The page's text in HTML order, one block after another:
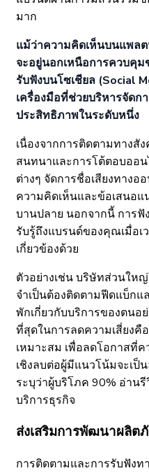
มาก
แม้ว่าความคิดเห็นบนแพล
จะอยู่นอกเหนือการควบคุ
รับฟังบนโซเชียล (Social
เครื่องมือที่ช่วยบริหารจัดก
ประสิทธิภาพในระดับหนึ่ง
เนื่องจากการติดตามทางสั
สนทนาและการโต้ตอบออ
ต่างๆ จัดการชื่อเสียงทางอ
ความคิดเห็นและข้อเสนอแ
บานปลาย นอกจากนี้ การฟั
รับรู้ถึงแบรนด์ของคุณเมื่อเ
เกี่ยวข้องด้วย
ตัวอย่างเช่น บริษัทส่วนให
จำเป็นต้องติดตามฟีดแบ็กแ
พักเกี่ยวกับบริการของตนอ
ที่สุดในการลดความเสี่ยงคื
เหมาะสม เพื่อลดโอกาสที่
เชิงลบต่อผู้มีแนวโน้มจะเป็
ระบุว่าผู้บริโภค 90% อ่าน
บริการธุรกิจ
ส่งเสริมการพัฒนาผลิ
การติดตามและการรับฟังท